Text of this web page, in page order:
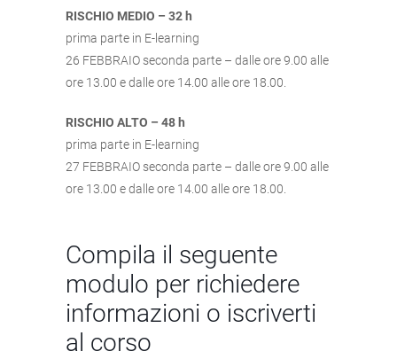
RISCHIO MEDIO – 32 h
prima parte in E-learning
26 FEBBRAIO seconda parte – dalle ore 9.00 alle
ore 13.00 e dalle ore 14.00 alle ore 18.00.
RISCHIO ALTO – 48 h
prima parte in E-learning
27 FEBBRAIO seconda parte – dalle ore 9.00 alle
ore 13.00 e dalle ore 14.00 alle ore 18.00.
Compila il seguente
modulo per richiedere
informazioni o iscriverti
al corso